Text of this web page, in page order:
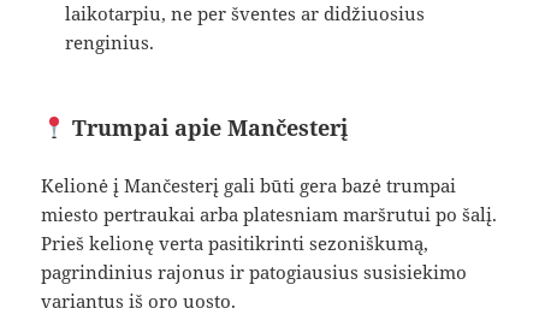
laikotarpiu, ne per šventes ar didžiuosius
renginius.
Trumpai apie Mančesterį
Kelionė į Mančesterį gali būti gera bazė trumpai
miesto pertraukai arba platesniam maršrutui po šalį.
Prieš kelionę verta pasitikrinti sezoniškumą,
pagrindinius rajonus ir patogiausius susisiekimo
variantus iš oro uosto.